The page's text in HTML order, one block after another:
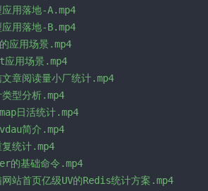
用落地-A.mp4
用落地-B.mp4
应用场景.mp4
用场景.mp4
章阅读量小厂统计.mp4
型分析.mp4
日活统计.mp4
简介.mp4
统计.mp4
的基础命令.mp4
站首页亿级UV的Redis统计方案.mp4